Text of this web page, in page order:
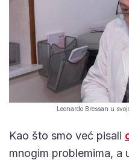
Leonardo Bressan u
Kao što smo već pisali
mnogim problemima, a